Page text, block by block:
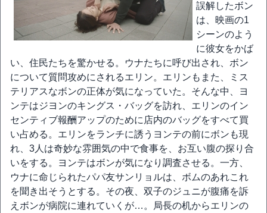
誤解したボン
は、映画の1
シーンのよう
に彼女をかば
い、住民たちを驚かせる。ウナたちに呼び出され、ボン
について質問攻めにされるエリン。エリンもまた、ミス
テリアスなボンの正体が気になっていた。そんな中、ヨ
ンテはジヨンのキングス・バッグを訪れ、エリンのイン
センティブ報酬アップのために店内のバッグをすべて買
い占める。エリンをランチに誘うヨンテの前にボンも現
れ、3人は奇妙な雰囲気の中で食事を、お互い腹の探り合
いをする。ヨンテはボンが気になり調査させる。一方、
ウナに命じられたパパ友サンリョルは、ボムのあれこれ
を聞き出そうとする。その夜、双子のジュニが腹痛を訴
えボンが病院に連れていくが…。局長の机からエリンの